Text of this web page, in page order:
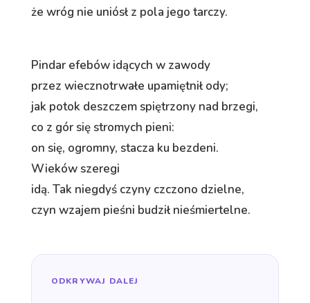
że wróg nie uniósł z pola jego tarczy.
Pindar efebów idących w zawody
przez wiecznotrwałe upamiętnił ody;
jak potok deszczem spiętrzony nad brzegi,
co z gór się stromych pieni:
on się, ogromny, stacza ku bezdeni.
Wieków szeregi
idą. Tak niegdyś czyny czczono dzielne,
czyn wzajem pieśni budził nieśmiertelne.
ODKRYWAJ DALEJ